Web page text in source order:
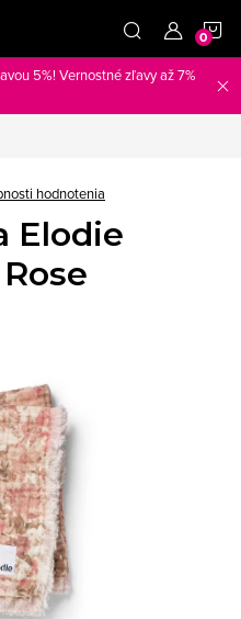
5%! Vernostné zľavy až 7%
hodnotenia
Elodie